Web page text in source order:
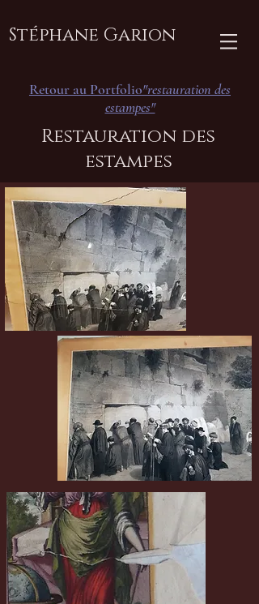
Stéphane Garion
Retour au Portfolio"restauration des
estampes"
Restauration des
estampes